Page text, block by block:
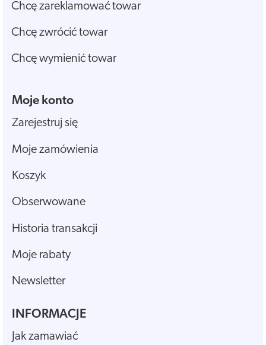
Chcę zareklamować towar
Chcę zwrócić towar
Chcę wymienić towar
Moje konto
Zarejestruj się
Moje zamówienia
Koszyk
Obserwowane
Historia transakcji
Moje rabaty
Newsletter
INFORMACJE
Jak zamawiać